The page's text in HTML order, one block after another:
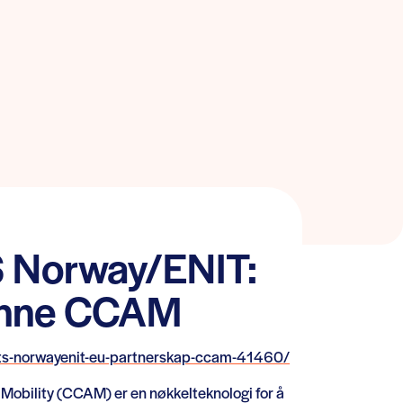
ENIT:
CCAM
norwayenit-eu-partnerskap-ccam-41460/
(CCAM) er en nøkkelteknologi for å